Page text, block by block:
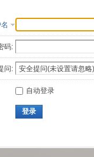
码:
问:
自动登录
登录